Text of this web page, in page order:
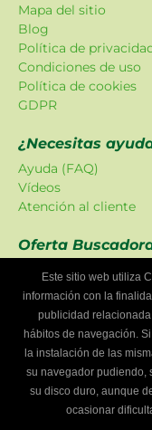
Mapa del sitio
Blog
Política de
Condiciones de uso
Política de cookies
GDPR
¿Necesitas
Ayuda (FAQ)
Vídeos
Atención al cliente
Oferta
Las promociones
nuestra plataforma.
¿Eres un taller
Escríbenos y te
Buscador de talleres.
Infórmate
Este sitio web utiliza
información con la
publicidad
hábitos de navegación.
la instalación de las
su navegador pudiendo,
su disco duro, aunque
ocasionar